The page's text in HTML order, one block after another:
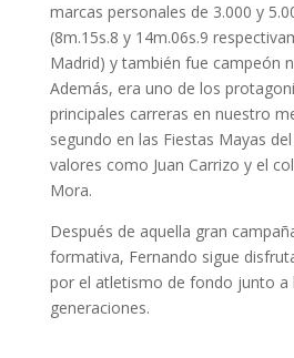
marcas personales de 3.000 y
(8m.15s.8 y 14m.06s.9
Madrid) y también fue campeón
Además, era uno de los
principales carreras en nuestro
segundo en las Fiestas Mayas
valores como Juan Carrizo y el
Mora.
Después de aquella gran
formativa, Fernando sigue
por el atletismo de fondo junto a
generaciones.